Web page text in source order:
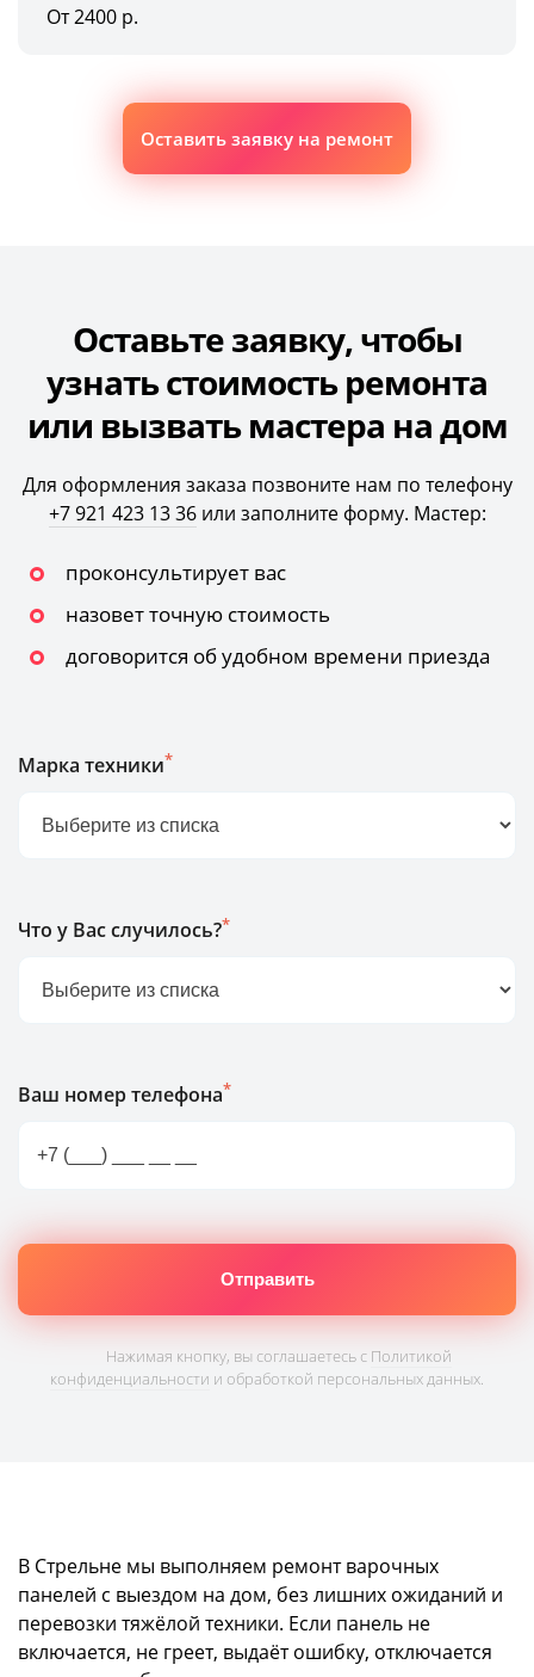
От 2400 р.
Оставить заявку на ремонт
Оставьте заявку, чтобы
узнать стоимость ремонта
или вызвать мастера на дом
Для оформления заказа позвоните нам по телефону
+7 921 423 13 36или заполните форму. Мастер:
проконсультирует вас
назовет точную стоимость
договорится об удобном времени приезда
Марка техники*
Что у Вас случилось?*
Ваш номер телефона*
Нажимая кнопку, вы соглашаетесь с Политикой
конфиденциальности и обработкой персональных данных.
В Стрельне мы выполняем ремонт варочных
панелей с выездом на дом, без лишних ожиданий и
перевозки тяжёлой техники. Если панель не
включается, не греет, выдаёт ошибку, отключается